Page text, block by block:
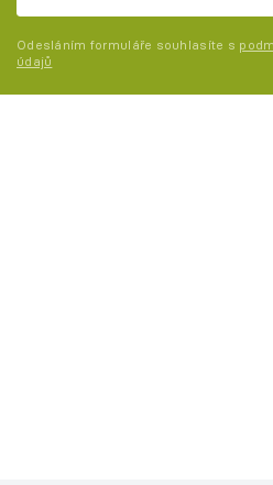
Odesláním formuláře souhlasíte s
údajů